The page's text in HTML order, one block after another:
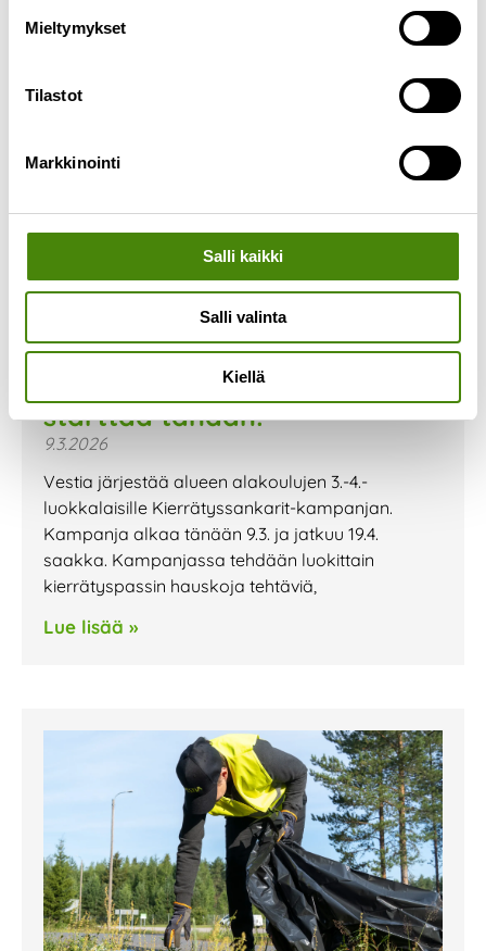
Mieltymykset
Tilastot
Markkinointi
Salli kaikki
Salli valinta
Kiellä
Kierrätyssankarit- kampanja
starttaa tänään!
9.3.2026
Vestia järjestää alueen alakoulujen 3.-4.-
luokkalaisille Kierrätyssankarit-kampanjan.
Kampanja alkaa tänään 9.3. ja jatkuu 19.4.
saakka. Kampanjassa tehdään luokittain
kierrätyspassin hauskoja tehtäviä,
Lue lisää »